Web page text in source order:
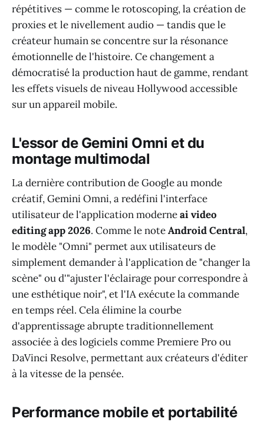
répétitives — comme le rotoscoping, la création de
proxies et le nivellement audio — tandis que le
créateur humain se concentre sur la résonance
émotionnelle de l'histoire. Ce changement a
démocratisé la production haut de gamme, rendant
les effets visuels de niveau Hollywood accessible
sur un appareil mobile.
L'essor de Gemini Omni et du
montage multimodal
La dernière contribution de Google au monde
créatif, Gemini Omni, a redéfini l'interface
utilisateur de l'application moderneai video
editing app 2026. Comme le noteAndroid Central,
le modèle "Omni" permet aux utilisateurs de
simplement demander à l'application de "changer la
scène" ou d'"ajuster l'éclairage pour correspondre à
une esthétique noir", et l'IA exécute la commande
en temps réel. Cela élimine la courbe
d'apprentissage abrupte traditionnellement
associée à des logiciels comme Premiere Pro ou
DaVinci Resolve, permettant aux créateurs d'éditer
à la vitesse de la pensée.
Performance mobile et portabilité